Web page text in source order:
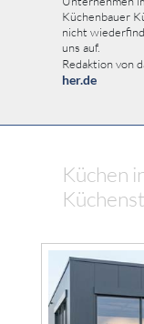
Küchenbauer
nicht
uns auf.
Redaktion von
her.de
Küchen